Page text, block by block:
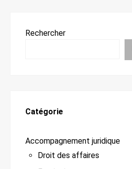
Rechercher
Catégorie
Accompagnement juridique
Droit des affaires